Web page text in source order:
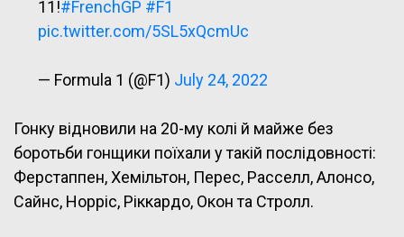
11!#FrenchGP #F1
pic.twitter.com/5SL5xQcmUc
— Formula 1 (@F1) July 24, 2022
Гонку відновили на 20-му колі й майже без
боротьби гонщики поїхали у такій послідовності:
Ферстаппен, Хемільтон, Перес, Расселл, Алонсо,
Сайнс, Норріс, Ріккардо, Окон та Стролл.